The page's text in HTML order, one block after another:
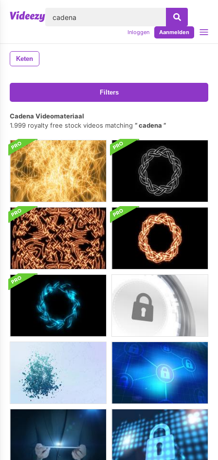
Inloggen Aanmelden
Keten
Filters
Cadena Videomateriaal
1.999 royalty free stock videos matching
cadena